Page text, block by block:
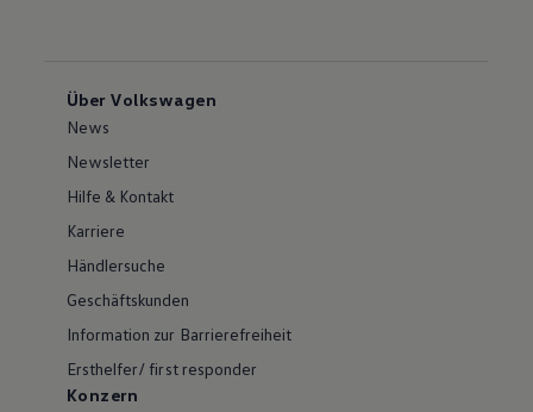
Über Volkswagen
News
Newsletter
Hilfe & Kontakt
Karriere
Händlersuche
Geschäftskunden
Information zur Barrierefreiheit
Ersthelfer/ first responder
Konzern